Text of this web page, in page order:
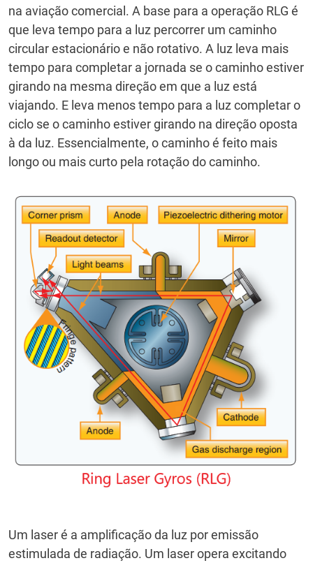
na aviação comercial. A base para a operação RLG é
que leva tempo para a luz percorrer um caminho
circular estacionário e não rotativo. A luz leva mais
tempo para completar a jornada se o caminho estiver
girando na mesma direção em que a luz está
viajando. E leva menos tempo para a luz completar o
ciclo se o caminho estiver girando na direção oposta
à da luz. Essencialmente, o caminho é feito mais
longo ou mais curto pela rotação do caminho.
Um laser é a amplificação da luz por emissão
estimulada de radiação. Um laser opera excitando